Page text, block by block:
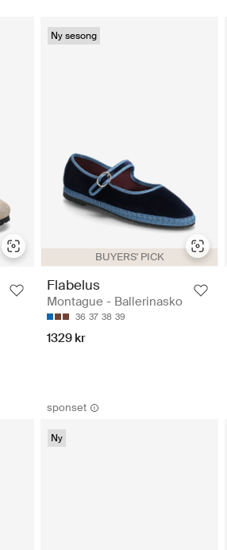
BUYERS' PICK
Ny sesong
Flabelus
Montague - Ballerinasko
36 37 38 39
1329 kr
sponset
Ny